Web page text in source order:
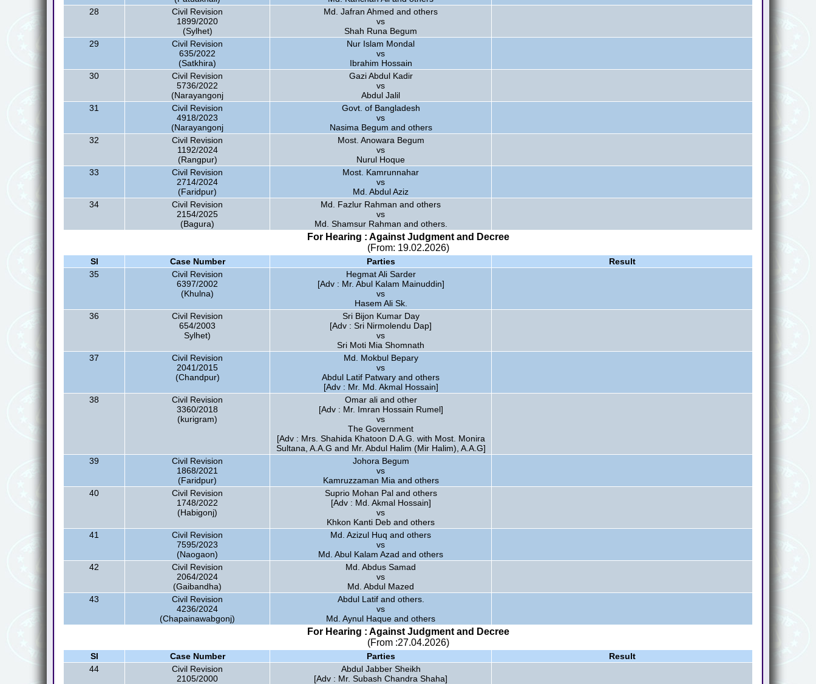
28
Civil Revision
1899/2020
(Sylhet)
Md. Jafran Ahmed and others
vs
Shah Runa Begum
29
Civil Revision
635/2022
(Satkhira)
Nur Islam Mondal
vs
Ibrahim Hossain
30
Civil Revision
5736/2022
(Narayangonj
Gazi Abdul Kadir
vs
Abdul Jalil
31
Civil Revision
4918/2023
(Narayangonj
Govt. of Bangladesh
vs
Nasima Begum and others
32
Civil Revision
1192/2024
(Rangpur)
Most. Anowara Begum
vs
Nurul Hoque
33
Civil Revision
2714/2024
(Faridpur)
Most. Kamrunnahar
vs
Md. Abdul Aziz
34
Civil Revision
2154/2025
(Bagura)
Md. Fazlur Rahman and others
vs
Md. Shamsur Rahman and others.
For Hearing : Against Judgment and Decree
(From: 19.02.2026)
Sl Case Number Parties
Result
35
Civil Revision
6397/2002
(Khulna)
Hegmat Ali Sarder
[Adv : Mr. Abul Kalam Mainuddin]
vs
Hasem Ali Sk.
36
Civil Revision
654/2003
Sylhet)
Sri Bijon Kumar Day
[Adv : Sri Nirmolendu Dap]
vs
Sri Moti Mia Shomnath
37
Civil Revision
2041/2015
(Chandpur)
Md. Mokbul Bepary
vs
Abdul Latif Patwary and others
[Adv : Mr. Md. Akmal Hossain]
38
Civil Revision
3360/2018
(kurigram)
Omar ali and other
[Adv : Mr. Imran Hossain Rumel]
vs
The Government
[Adv : Mrs. Shahida Khatoon D.A.G. with Most. Monira
Sultana, A.A.G and Mr. Abdul Halim (Mir Halim), A.A.G]
39
Civil Revision
1868/2021
(Faridpur)
Johora Begum
vs
Kamruzzaman Mia and others
40
Civil Revision
1748/2022
(Habigonj)
Suprio Mohan Pal and others
[Adv : Md. Akmal Hossain]
vs
Khkon Kanti Deb and others
41
Civil Revision
7595/2023
(Naogaon)
Md. Azizul Huq and others
vs
Md. Abul Kalam Azad and others
42
Civil Revision
2064/2024
(Gaibandha)
Md. Abdus Samad
vs
Md. Abdul Mazed
43
Civil Revision
4236/2024
(Chapainawabgonj)
Abdul Latif and others.
vs
Md. Aynul Haque and others
For Hearing : Against Judgment and Decree
(From :27.04.2026)
Sl Case Number Parties
Result
44
Civil Revision
2105/2000
Abdul Jabber Sheikh
[Adv : Mr. Subash Chandra Shaha]